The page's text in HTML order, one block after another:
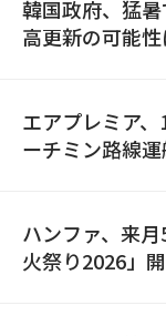
韓国政府、猛
高更新の可能
エアプレミア
ーチミン路線
ハンファ、来
火祭り2026」